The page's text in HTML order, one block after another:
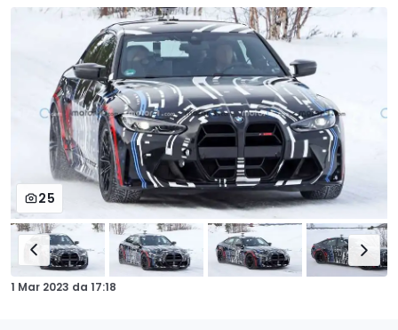
25
1 Mar 2023 da 17:18